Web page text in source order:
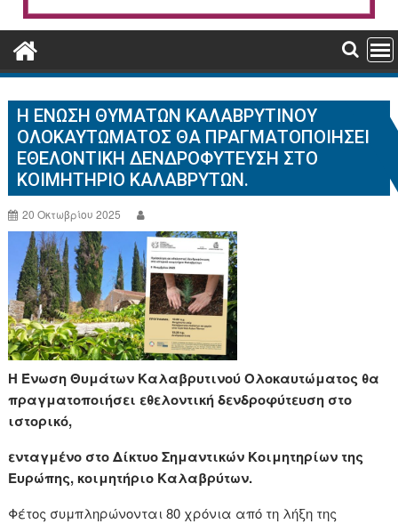
Η ΈΝΩΣΗ ΘΥΜΆΤΩΝ ΚΑΛΑΒΡΥΤΙΝΟΎ
ΟΛΟΚΑΥΤΏΜΑΤΟΣ ΘΑ ΠΡΑΓΜΑΤΟΠΟΙΉΣΕΙ
ΕΘΕΛΟΝΤΙΚΉ ΔΕΝΔΡΟΦΎΤΕΥΣΗ ΣΤΟ
ΚΟΙΜΗΤΉΡΙΟ ΚΑΛΑΒΡΎΤΩΝ.
20 Οκτωβρίου 2025
Η Ένωση Θυμάτων Καλαβρυτινού Ολοκαυτώματος θα
πραγματοποιήσει εθελοντική δενδροφύτευση στο
ιστορικό,
ενταγμένο στο Δίκτυο Σημαντικών Κοιμητηρίων της
Ευρώπης, κοιμητήριο Καλαβρύτων.
Φέτος συμπληρώνονται 80 χρόνια από τη λήξη της